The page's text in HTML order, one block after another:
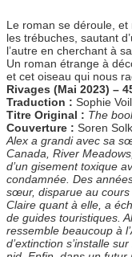
Le roman se déroule, et
les trébuches, sautant
l’autre en cherchant à
Un roman étrange à
et cet oiseau qui nous
Rivages (Mai 2023) –
Traduction : Sophie
Titre Original : The
Couverture : Soren
Alex a grandi avec sa
Canada, River
d’un gisement toxique
condamnée. Des
sœur, disparue au cours
Claire quant à elle, a
de guides touristiques.
ressemble beaucoup à
d’extinction s’installe